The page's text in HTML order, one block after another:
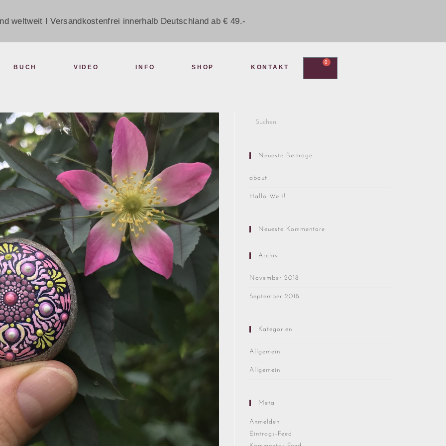
weltweit I Versandkostenfrei innerhalb Deutschland ab € 49.-
BUCH VIDEO INFO SHOP KONTAKT
0
Neueste Beiträge
about
Hallo Welt!
Neueste Kommentare
Archiv
November 2018
September 2018
Kategorien
Allgemein
Allgemein
Meta
Anmelden
Eintrags-Feed